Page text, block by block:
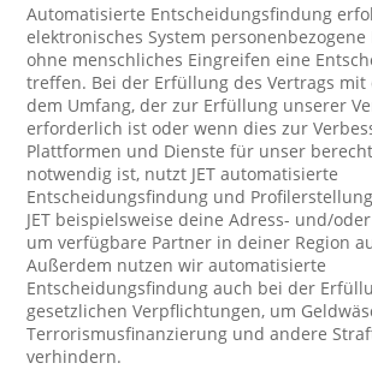
Automatisierte Entscheidungsfindung
elektronisches System
ohne menschliches Eingreifen eine
treffen. Bei der Erfüllung des Vertrags
dem Umfang, der zur Erfüllung unserer
erforderlich ist oder wenn dies zur
Plattformen und Dienste für unser
notwendig ist, nutzt JET automatisierte
Entscheidungsfindung und
JET beispielsweise deine Adress- und/
um verfügbare Partner in deiner Region
Außerdem nutzen wir automatisierte
Entscheidungsfindung auch bei der
gesetzlichen Verpflichtungen, um
Terrorismusfinanzierung und andere
verhindern.